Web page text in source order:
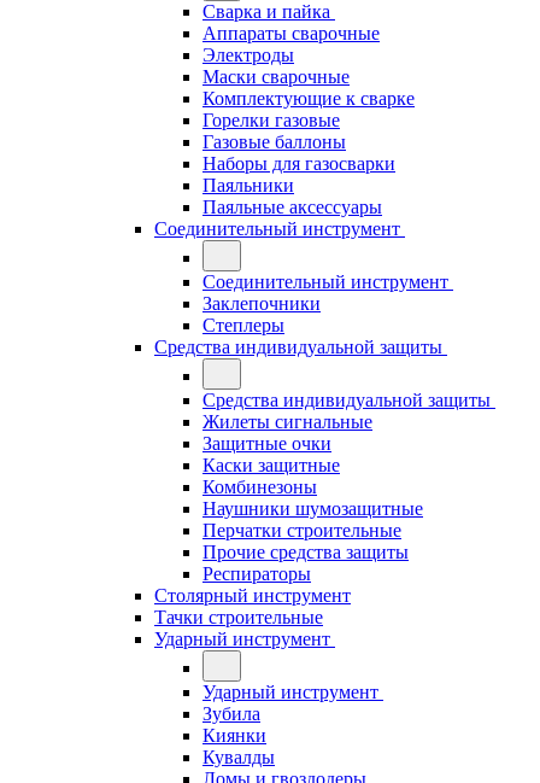
Сварка и пайка
Аппараты сварочные
Электроды
Маски сварочные
Комплектующие к сварке
Горелки газовые
Газовые баллоны
Наборы для газосварки
Паяльники
Паяльные аксессуары
Соединительный инструмент
Соединительный инструмент
Заклепочники
Степлеры
Средства индивидуальной защиты
Средства индивидуальной защиты
Жилеты сигнальные
Защитные очки
Каски защитные
Комбинезоны
Наушники шумозащитные
Перчатки строительные
Прочие средства защиты
Респираторы
Столярный инструмент
Тачки строительные
Ударный инструмент
Ударный инструмент
Зубила
Киянки
Кувалды
Ломы и гвоздодеры